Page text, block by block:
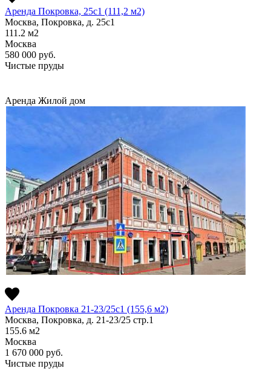
Аренда Покровка, 25с1 (111,2 м2)
Москва, Покровка, д. 25с1
111.2 м2
Москва
580 000 руб.
Чистые пруды
Аренда Жилой дом
Аренда Покровка 21-23/25с1 (155,6 м2)
Москва, Покровка, д. 21-23/25 стр.1
155.6 м2
Москва
1 670 000 руб.
Чистые пруды